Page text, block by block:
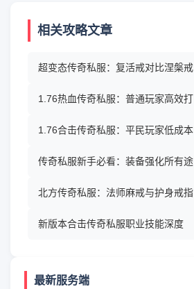
相关攻略文章
超变态传奇私服：复活戒对比涅槃戒
1.76热血传奇私服：普通玩家高效打
1.76合击传奇私服：平民玩家低成本
传奇私服新手必看：装备强化所有途
北方传奇私服：法师麻戒与护身戒指
新版本合击传奇私服职业技能深度
最新服务端